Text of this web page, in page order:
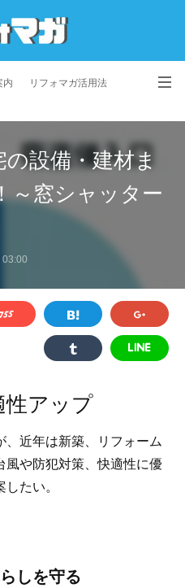
内 リフォマガ活用法
利用規約 会社概要
設備・建材ま
～窓シャッター
性アップ
近年は新築、リフォーム
や防犯対策、快適性に優
たい。
しを守る